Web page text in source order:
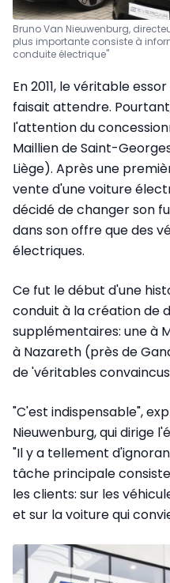
Bruno Van Nieuwenburg,
plus importante consiste à
conduite électrique"
En 2011, le véritable
faisait attendre.
l'attention du
Maillien de Saint-
Liège). Après une
vente d'une voiture
décidé de changer son
dans son offre que des
électriques.
Ce fut le début d'une
conduit à la création de
supplémentaires: une à
à Nazareth (près de
de 'véritables
"C'est indispensable",
Nieuwenburg, qui dirige
"Il y a tellement
tâche principale
les clients: sur les
et sur la voiture qui